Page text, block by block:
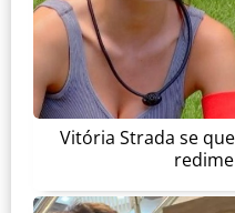
Vitória Strada se